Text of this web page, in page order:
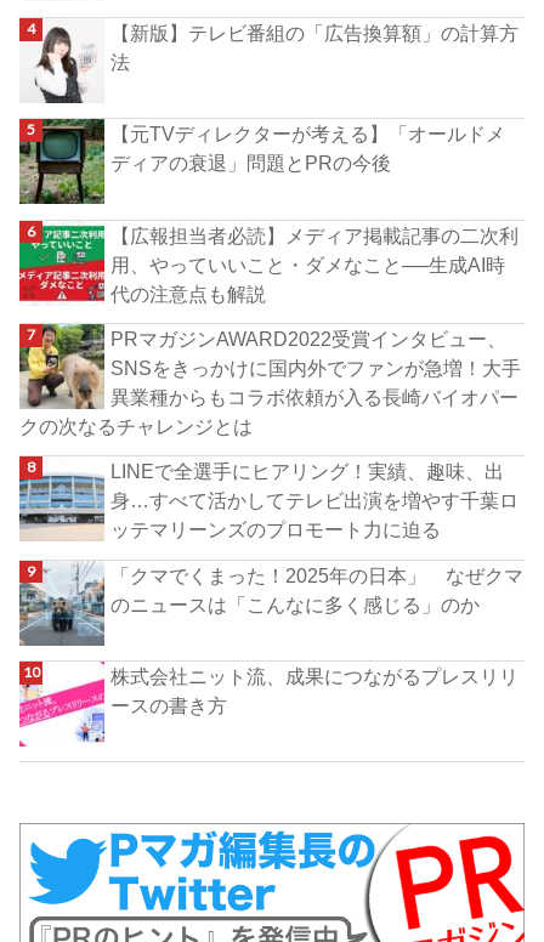
【新版】テレビ番組の「広告換算額」の計算方
法
【元TVディレクターが考える】「オールドメ
ディアの衰退」問題とPRの今後
【広報担当者必読】メディア掲載記事の二次利
用、やっていいこと・ダメなこと──生成AI時
代の注意点も解説
PRマガジンAWARD2022受賞インタビュー、
SNSをきっかけに国内外でファンが急増！大手
異業種からもコラボ依頼が入る長崎バイオパー
クの次なるチャレンジとは
LINEで全選手にヒアリング！実績、趣味、出
身…すべて活かしてテレビ出演を増やす千葉ロ
ッテマリーンズのプロモート力に迫る
「クマでくまった！2025年の日本」 なぜクマ
のニュースは「こんなに多く感じる」のか
株式会社ニット流、成果につながるプレスリリ
ースの書き方